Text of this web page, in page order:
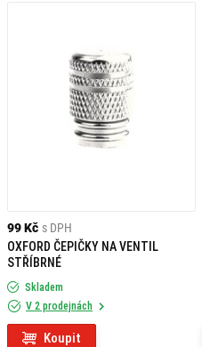
99 Kč s DPH
OXFORD ČEPIČKY NA VENTIL
STŘÍBRNÉ
Skladem
V 2 prodejnách
Koupit